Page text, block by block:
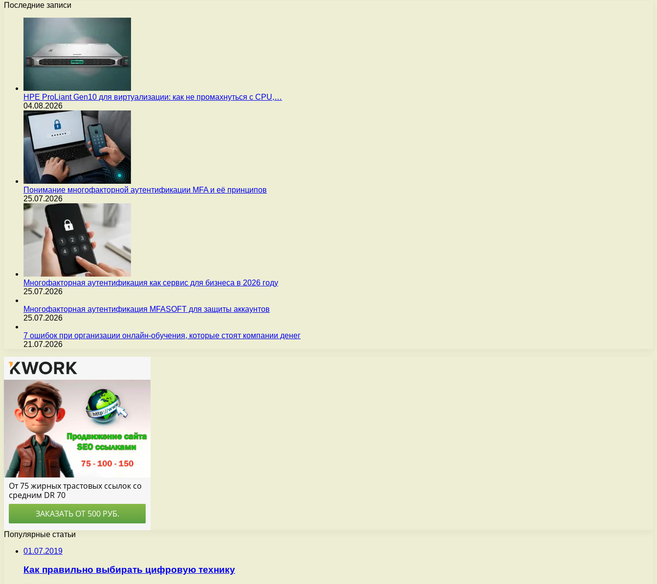
Последние записи
HPE ProLiant Gen10 для виртуализации: как не промахнуться с CPU,…
04.08.2026
Понимание многофакторной аутентификации MFA и её принципов
25.07.2026
Многофакторная аутентификация как сервис для бизнеса в 2026 году
25.07.2026
Многофакторная аутентификация MFASOFT для защиты аккаунтов
25.07.2026
7 ошибок при организации онлайн-обучения, которые стоят компании денег
21.07.2026
Популярные статьи
01.07.2019
Как правильно выбирать цифровую технику